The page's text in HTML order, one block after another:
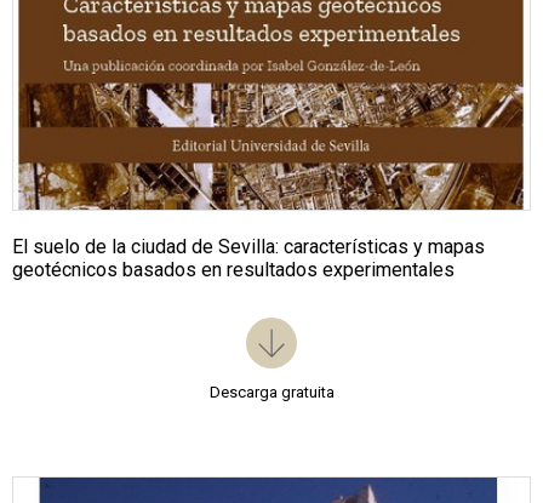
El suelo de la ciudad de Sevilla: características y mapas
geotécnicos basados en resultados experimentales
Descarga gratuita